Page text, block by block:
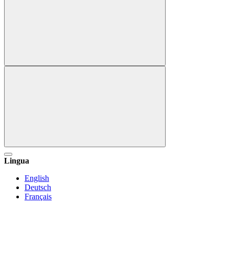
Lingua
English
Deutsch
Français